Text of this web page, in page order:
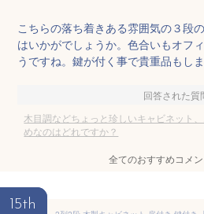
こちらの落ち着きある雰囲気の３段
はいかがでしょうか。色合いもオフ
うですね。鍵が付く事で貴重品もしま
回答された質
木目調などちょっと珍しいキャビネット
めなのはどれですか？
全てのおすすめコメン
15th